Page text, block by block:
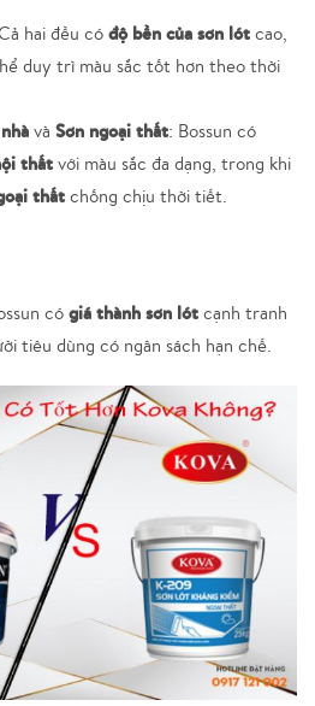
hai đều có độ bền của sơn lót cao,
duy trì màu sắc tốt hơn theo thời
và Sơn ngoại thất: Bossun có
thất với màu sắc đa dạng, trong khi
thất chống chịu thời tiết.
có giá thành sơn lót cạnh tranh
tiêu dùng có ngân sách hạn chế.